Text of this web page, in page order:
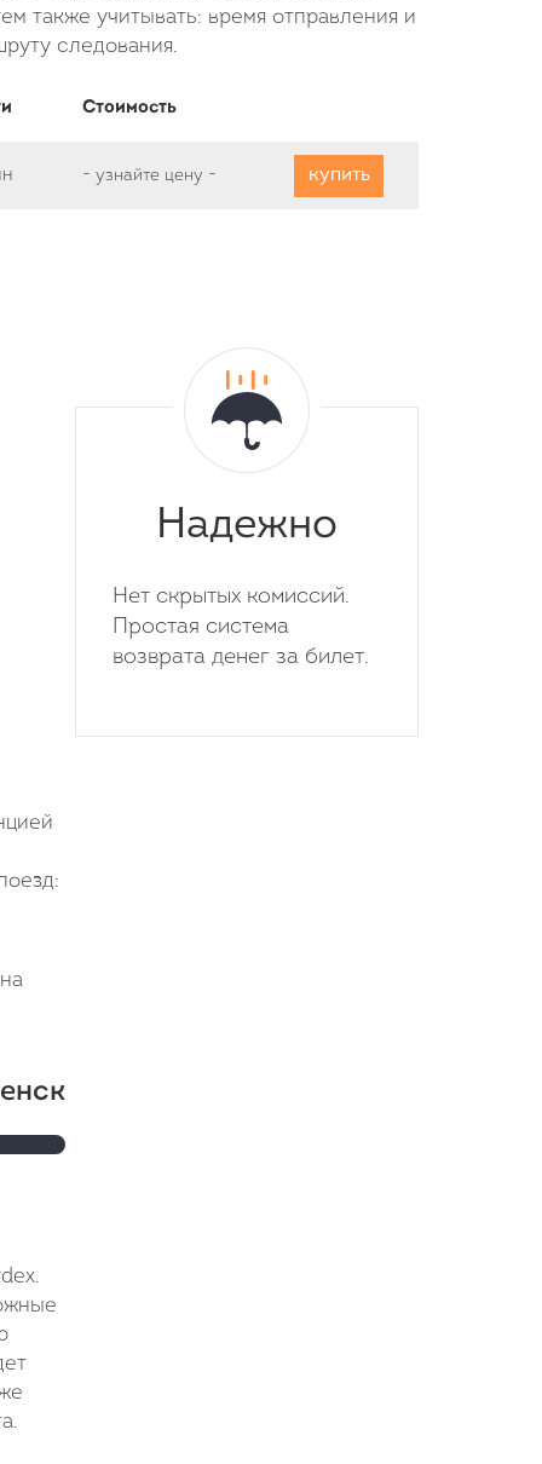
также учитывать: время отправления и
следования.
Стоимость
-узнайте цену - купить
Надежно
Нет скрытых комиссий.
Простая система
возврата денег за билет.